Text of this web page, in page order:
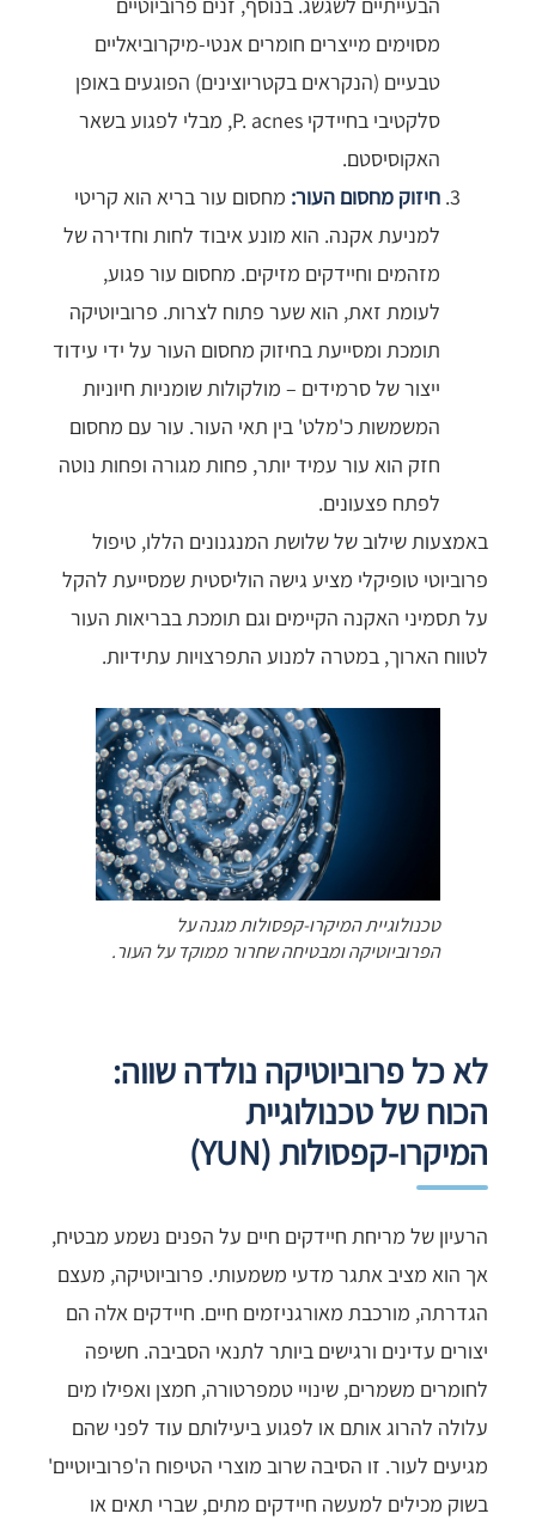
הבעייתיים לשגשג. בנוסף, זנים פרוביוטיים
מסוימים מייצרים חומרים אנטי-מיקרוביאליים
טבעיים (הנקראים בקטריוצינים) הפוגעים באופן
סלקטיבי בחיידקי P. acnes, מבלי לפגוע בשאר
האקוסיסטם.
חיזוק מחסום העור: מחסום עור בריא הוא קריטי
למניעת אקנה. הוא מונע איבוד לחות וחדירה של
מזהמים וחיידקים מזיקים. מחסום עור פגוע,
לעומת זאת, הוא שער פתוח לצרות. פרוביוטיקה
תומכת ומסייעת בחיזוק מחסום העור על ידי עידוד
ייצור של סרמידים – מולקולות שומניות חיוניות
המשמשות כ'מלט' בין תאי העור. עור עם מחסום
חזק הוא עור עמיד יותר, פחות מגורה ופחות נוטה
לפתח פצעונים.
באמצעות שילוב של שלושת המנגנונים הללו, טיפול
פרוביוטי טופיקלי מציע גישה הוליסטית שמסייעת להקל
על תסמיני האקנה הקיימים וגם תומכת בבריאות העור
לטווח הארוך, במטרה למנוע התפרצויות עתידיות.
טכנולוגיית המיקרו-קפסולות מגנה על
הפרוביוטיקה ומבטיחה שחרור ממוקד על העור.
לא כל פרוביוטיקה נולדה שווה:
הכוח של טכנולוגיית
המיקרו-קפסולות (YUN)
הרעיון של מריחת חיידקים חיים על הפנים נשמע מבטיח,
אך הוא מציב אתגר מדעי משמעותי. פרוביוטיקה, מעצם
הגדרתה, מורכבת מאורגניזמים חיים. חיידקים אלה הם
יצורים עדינים ורגישים ביותר לתנאי הסביבה. חשיפה
לחומרים משמרים, שינויי טמפרטורה, חמצן ואפילו מים
עלולה להרוג אותם או לפגוע ביעילותם עוד לפני שהם
מגיעים לעור. זו הסיבה שרוב מוצרי הטיפוח ה'פרוביוטיים'
בשוק מכילים למעשה חיידקים מתים, שברי תאים או